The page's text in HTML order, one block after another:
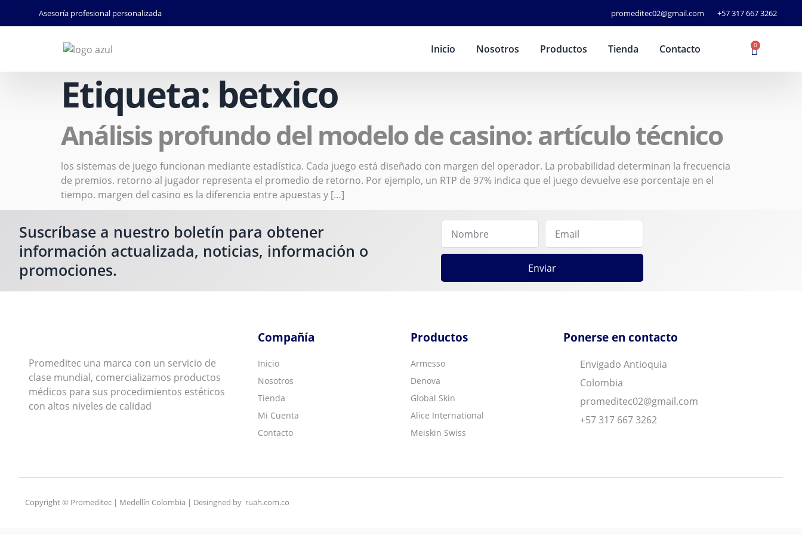
Asesoría profesional personalizada promeditec02@gmail.com +57 317 667 3262
Inicio Nosotros Productos Tienda Contacto 0
Etiqueta: betxico
Análisis profundo del modelo de casino: artículo técnico
los sistemas de juego funcionan mediante estadística. Cada juego está diseñado con margen del operador. La probabilidad determinan la frecuencia
de premios. retorno al jugador representa el promedio de retorno. Por ejemplo, un RTP de 97% indica que el juego devuelve ese porcentaje en el
tiempo. margen del casino es la diferencia entre apuestas y […]
Suscríbase a nuestro boletín para obtener
información actualizada, noticias, información o
promociones.
Enviar
Promeditec una marca con un servicio de
clase mundial, comercializamos productos
médicos para sus procedimientos estéticos
con altos niveles de calidad
Compañía
Inicio
Nosotros
Tienda
Mi Cuenta
Contacto
Productos
Armesso
Denova
Global Skin
Alice International
Meiskin Swiss
Ponerse en contacto
Envigado Antioquia
Colombia
promeditec02@gmail.com
+57 317 667 3262
Copyright © Promeditec | Medellín Colombia | Desingned by ruah.com.co